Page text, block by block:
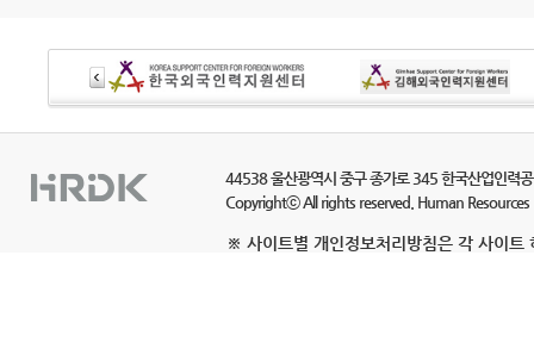
44538 울산광역시 중구 종가로 345 한국산업인력
Copyrightⓒ All rights reserved. Human Resources
※ 사이트별 개인정보처리방침은 각 사이트